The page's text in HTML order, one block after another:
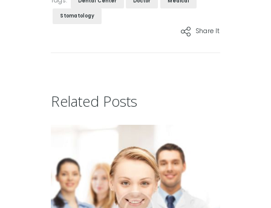
Stomatology
Share It
Related Posts